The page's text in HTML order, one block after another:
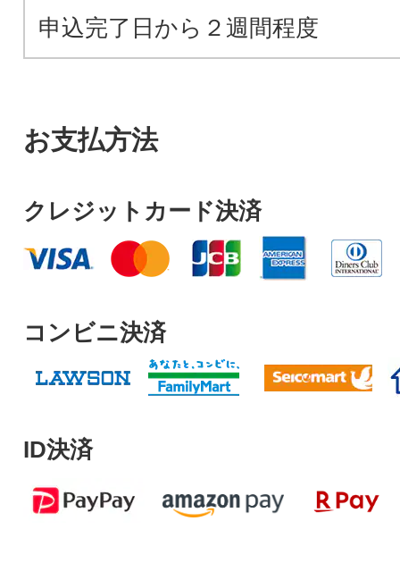
申込完了日から２週間程度
お支払方法
クレジットカード決済
コンビニ決済
ID決済